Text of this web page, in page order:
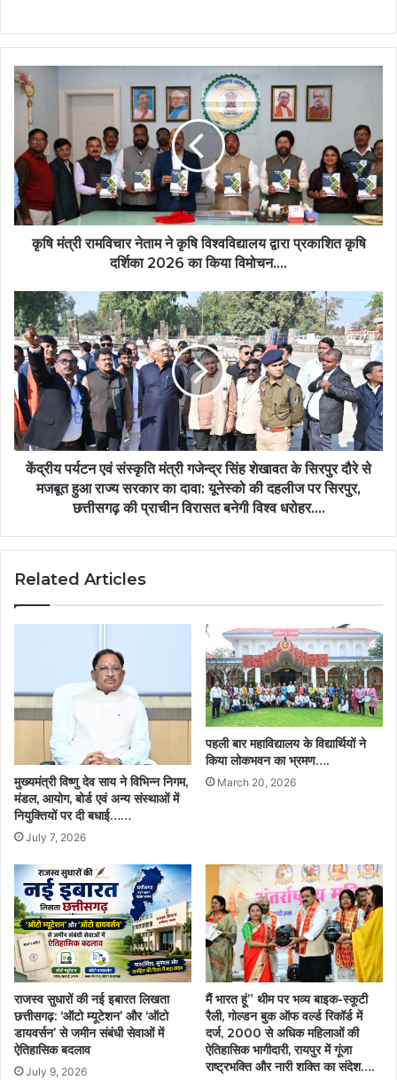
कृषि
मंत्री
रामविचार
नेताम
कृषि
विश्वविद्यालय
द्वारा
प्रकाशित
का
किया
विमोचन….
कृषि मंत्री रामविचार नेताम ने कृषि विश्वविद्यालय द्वारा प्रकाशित कृषि
दर्शिका 2026 का किया विमोचन….
केंद्रीय
पर्यटन
एवं
संस्कृति
मंत्री
गजेन्द्र
सिंह
शेखावत
के
सिरपुर
हुआ
सरकार
पर
सिरपुर,
छत्तीसगढ़
प्राचीन
विरासत
बनेगी
विश्व
धरोहर….
केंद्रीय पर्यटन एवं संस्कृति मंत्री गजेन्द्र सिंह शेखावत के सिरपुर दौरे से
मजबूत हुआ राज्य सरकार का दावा: यूनेस्को की दहलीज पर सिरपुर,
छत्तीसगढ़ की प्राचीन विरासत बनेगी विश्व धरोहर….
Related Articles
मुख्यमंत्री विष्णु देव साय ने विभिन्न निगम,
मंडल, आयोग, बोर्ड एवं अन्य संस्थाओं में
नियुक्तियों पर दी बधाई……
July 7, 2026
पहली बार महाविद्यालय के विद्यार्थियों ने
किया लोकभवन का भ्रमण….
March 20, 2026
​राजस्व सुधारों की नई इबारत लिखता
छत्तीसगढ़: ‘ऑटो म्यूटेशन’ और ‘ऑटो
डायवर्सन’ से जमीन संबंधी सेवाओं में
ऐतिहासिक बदलाव
July 9, 2026
मैं भारत हूं” थीम पर भव्य बाइक-स्कूटी
रैली, गोल्डन बुक ऑफ वर्ल्ड रिकॉर्ड में
दर्ज, 2000 से अधिक महिलाओं की
ऐतिहासिक भागीदारी, रायपुर में गूंजा
राष्ट्रभक्ति और नारी शक्ति का संदेश….